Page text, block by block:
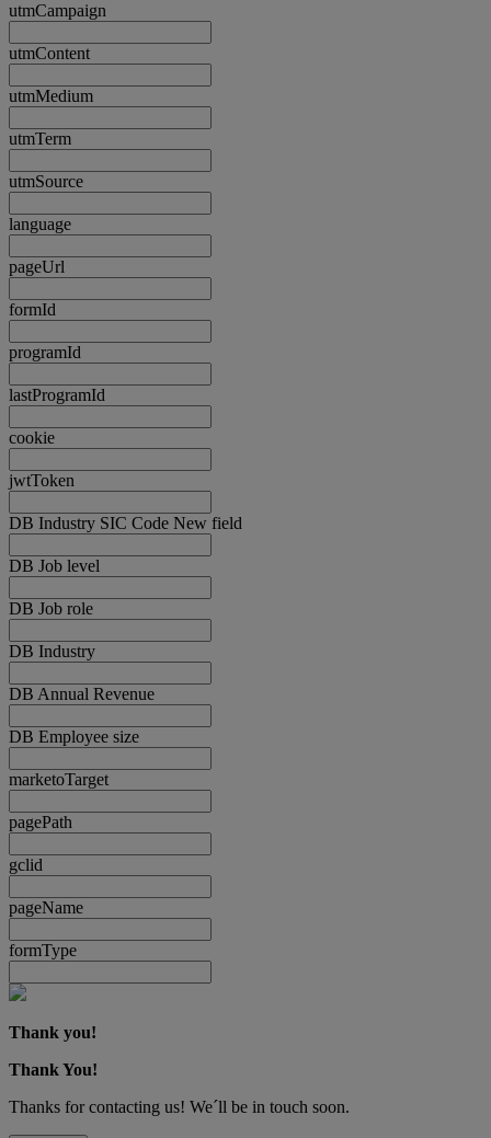
utmCampaign
utmContent
utmMedium
utmTerm
utmSource
language
pageUrl
formId
programId
lastProgramId
cookie
jwtToken
DB Industry SIC Code New field
DB Job level
DB Job role
DB Industry
DB Annual Revenue
DB Employee size
marketoTarget
pagePath
gclid
pageName
formType
Thank you!
Thank You!
Thanks for contacting us! We´ll be in touch soon.